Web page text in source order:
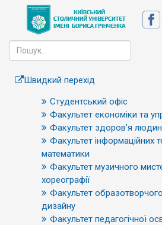
Швидкий перехід
Студентський офіс
Факультет економіки та
Факультет здоров’я
Факультет інформаційних
математики
Факультет музичного
хореографії
Факультет
дизайну
Факультет педагогічної